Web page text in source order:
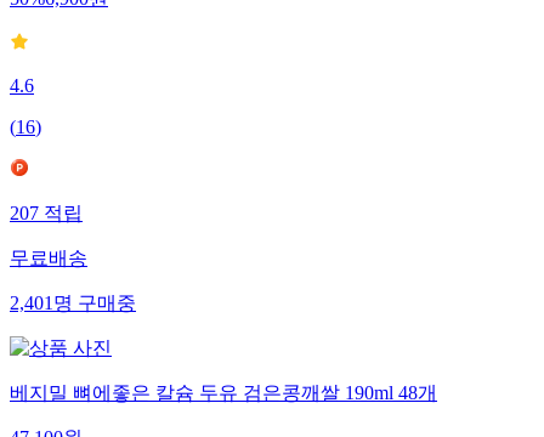
50%6,900원
4.6
(16)
207적립
무료배송
2,401명구매중
베지밀 뼈에좋은 칼슘 두유 검은콩깨쌀 190ml 48개